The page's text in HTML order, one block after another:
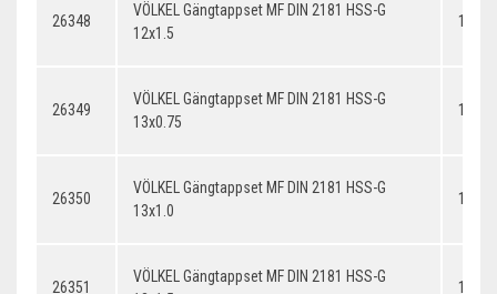
26348
VÖLKEL Gängtappset MF DIN 2181 HSS-G
12x1.5
26349
VÖLKEL Gängtappset MF DIN 2181 HSS-G
13x0.75
26350
VÖLKEL Gängtappset MF DIN 2181 HSS-G
13x1.0
26351
VÖLKEL Gängtappset MF DIN 2181 HSS-G